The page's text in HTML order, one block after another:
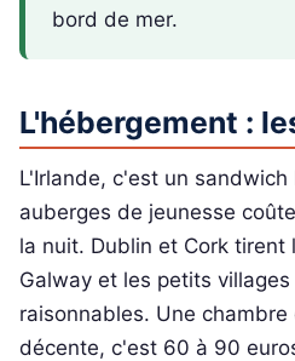
bord de mer.
L'hébergement :
L'Irlande, c'est un
auberges de jeunesse
la nuit. Dublin et Cork tirent
Galway et les petits
raisonnables. Une
décente, c'est 60 à 90